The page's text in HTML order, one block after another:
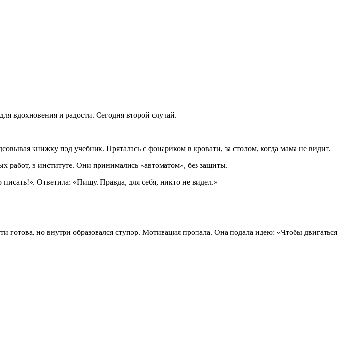
вдохновения и радости. Сегодня второй случай.
книжку под учебник. Пряталась с фонариком в кровати, за столом, когда мама не видит.
работ, в институте. Они принимались «автоматом», без защиты.
Ответила: «Пишу. Правда, для себя, никто не видел.»
но внутри образовался ступор. Мотивация пропала. Она подала идею: «Чтобы двигаться